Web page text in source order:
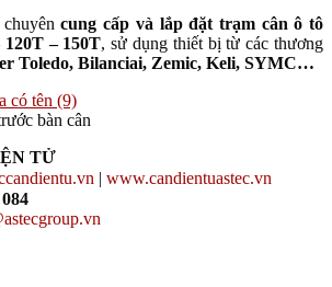
chuyêncung cấp và lắp đặt trạm cân ô tô
– 150T, sử dụng thiết bị từ các thương
Toledo, Bilanciai, Zemic, Keli, SYMC…
bàn cân
TỬ
| www.candientuastec.vn